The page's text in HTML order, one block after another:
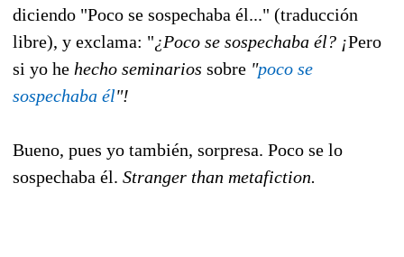
diciendo "Poco se sospechaba él..." (traducción
libre), y exclama: "¿Poco se sospechaba él? ¡Pero
si yo he hecho seminarios sobre "poco se
sospechaba él"!
Bueno, pues yo también, sorpresa. Poco se lo
sospechaba él. Stranger than metafiction.